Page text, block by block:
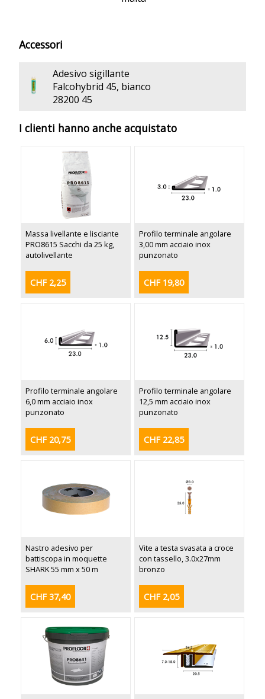
Accessori
Adesivo sigillante
Falcohybrid 45, bianco
28200 45
I clienti hanno anche acquistato
Massa livellante e lisciante
PRO8615 Sacchi da 25 kg,
autolivellante
CHF 2,25
Profilo terminale angolare
3,00 mm acciaio inox
punzonato
CHF 19,80
Profilo terminale angolare
6,0 mm acciaio inox
punzonato
CHF 20,75
Profilo terminale angolare
12,5 mm acciaio inox
punzonato
CHF 22,85
Nastro adesivo per
battiscopa in moquette
SHARK 55 mm x 50 m
CHF 37,40
Vite a testa svasata a croce
con tassello, 3.0x27mm
bronzo
CHF 2,05